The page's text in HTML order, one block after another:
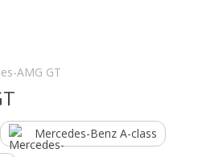
AMG GT
Mercedes-Benz A-class